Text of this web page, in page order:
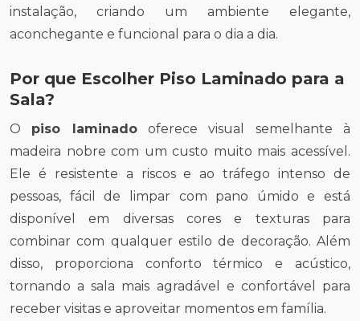
instalação, criando um ambiente elegante,
aconchegante e funcional para o dia a dia.
Por que Escolher Piso Laminado para a
Sala?
O piso laminadooferece visual semelhante à
madeira nobre com um custo muito mais acessível.
Ele é resistente a riscos e ao tráfego intenso de
pessoas, fácil de limpar com pano úmido e está
disponível em diversas cores e texturas para
combinar com qualquer estilo de decoração. Além
disso, proporciona conforto térmico e acústico,
tornando a sala mais agradável e confortável para
receber visitas e aproveitar momentos em família.